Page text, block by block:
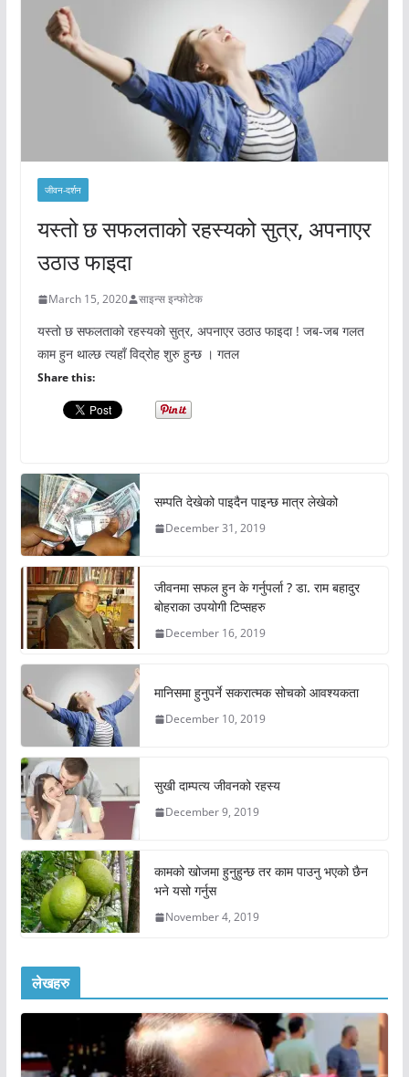
जीवन-दर्शन
यस्तो छ सफलताको रहस्यको सुत्र, अपनाएर
उठाउ फाइदा
March 15, 2020 साइन्स इन्फोटेक
यस्तो छ सफलताको रहस्यको सुत्र, अपनाएर उठाउ फाइदा ! जब-जब गलत
काम हुन थाल्छ त्यहाँ विद्रोह शुरु हुन्छ । गतल
Share this:
सम्पति देखेको पाइदैन पाइन्छ मात्र लेखेको
December 31, 2019
जीवनमा सफल हुन के गर्नुपर्ला ? डा. राम बहादुर
बोहराका उपयोगी टिप्सहरु
December 16, 2019
मानिसमा हुनुपर्ने सकरात्मक सोचको आवश्यकता
December 10, 2019
सुखी दाम्पत्य जीवनको रहस्य
December 9, 2019
कामको खोजमा हुनुहुन्छ तर काम पाउनु भएको छैन
भने यसो गर्नुस
November 4, 2019
लेखहरु